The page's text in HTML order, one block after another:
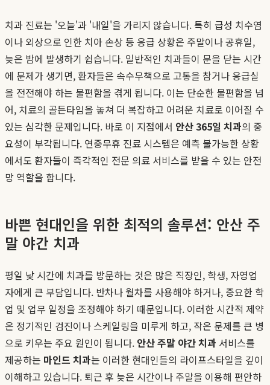
치과 진료는 '오늘'과 '내일'을 가리지 않습니다. 특히 급성 치수염
이나 외상으로 인한 치아 손상 등 응급 상황은 주말이나 공휴일,
늦은 밤에 발생하기 쉽습니다. 일반적인 치과들이 문을 닫는 시간
에 문제가 생기면, 환자들은 속수무책으로 고통을 참거나 응급실
을 전전해야 하는 불편함을 겪게 됩니다. 이는 단순한 불편함을 넘
어, 치료의 골든타임을 놓쳐 더 복잡하고 어려운 치료로 이어질 수
있는 심각한 문제입니다. 바로 이 지점에서 안산 365일 치과의 중
요성이 부각됩니다. 연중무휴 진료 시스템은 예측 불가능한 상황
에서도 환자들이 즉각적인 전문 의료 서비스를 받을 수 있는 안전
망 역할을 합니다.
바쁜 현대인을 위한 최적의 솔루션: 안산 주
말 야간 치과
평일 낮 시간에 치과를 방문하는 것은 많은 직장인, 학생, 자영업
자에게 큰 부담입니다. 반차나 월차를 사용해야 하거나, 중요한 학
업 및 업무 일정을 조정해야 하기 때문입니다. 이러한 시간적 제약
은 정기적인 검진이나 스케일링을 미루게 하고, 작은 문제를 큰 병
으로 키우는 주요 원인이 됩니다. 안산 주말 야간 치과 서비스를
제공하는 마인드 치과는 이러한 현대인들의 라이프스타일을 깊이
이해하고 있습니다. 퇴근 후 늦은 시간이나 주말을 이용해 편안하